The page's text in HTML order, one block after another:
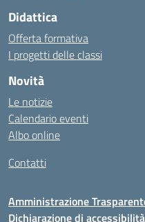
Didattica
Offerta formativa
I progetti delle classi
Novità
Le notizie
Calendario eventi
Albo online
Contatti
Amministrazione
Dichiarazione di accessibilità